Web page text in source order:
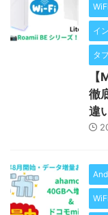
イ
タ
徹
違